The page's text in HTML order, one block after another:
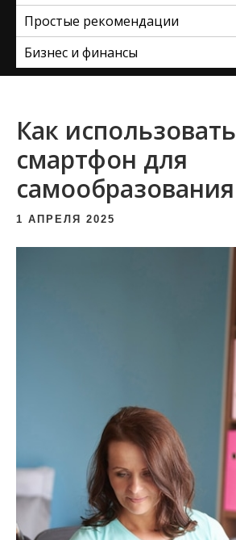
Простые рекомендации
Бизнес и финансы
Как использовать
смартфон для
самообразования
1 АПРЕЛЯ 2025